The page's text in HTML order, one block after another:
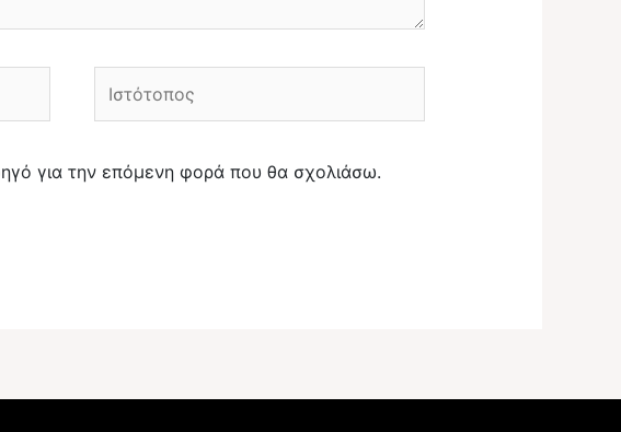
για την επόμενη φορά που θα σχολιάσω.